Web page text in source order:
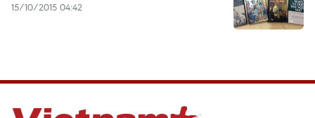
15/10/2015 04:42